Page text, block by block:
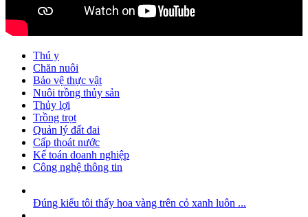
Thú y
Chăn nuôi
Bảo vệ thực vật
Nuôi trồng thủy sản
Thủy lợi
Trồng trọt
Quản lý đất đai
Cấp thoát nước
Kế toán doanh nghiệp
Công nghệ thông tin
Đúng kiểu tôi thấy hoa vàng trên cỏ xanh luôn ...